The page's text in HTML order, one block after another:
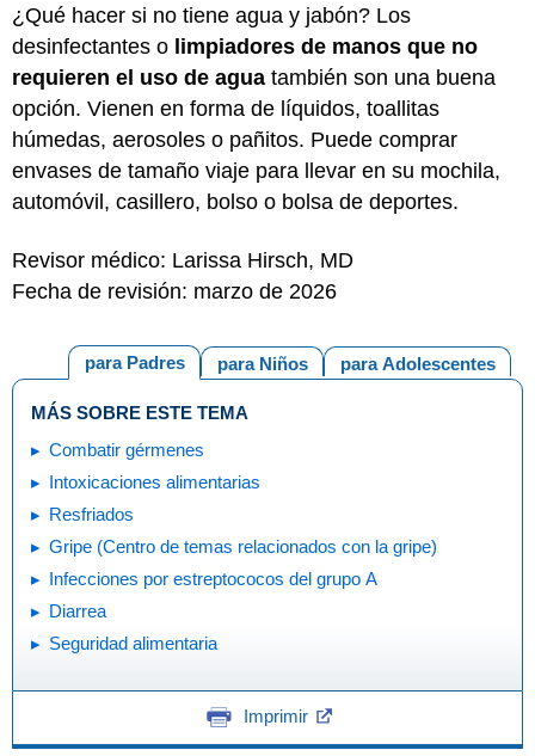
¿Qué hacer si no tiene agua y jabón? Los
desinfectantes o limpiadores de manos que no
requieren el uso de agua también son una buena
opción. Vienen en forma de líquidos, toallitas
húmedas, aerosoles o pañitos. Puede comprar
envases de tamaño viaje para llevar en su mochila,
automóvil, casillero, bolso o bolsa de deportes.
Revisor médico: Larissa Hirsch, MD
Fecha de revisión: marzo de 2026
para Adolescentes
para Niños
para Padres
MÁS SOBRE ESTE TEMA
Combatir gérmenes
Intoxicaciones alimentarias
Resfriados
Gripe (Centro de temas relacionados con la gripe)
Infecciones por estreptococos del grupo A
Diarrea
Seguridad alimentaria
Imprimir